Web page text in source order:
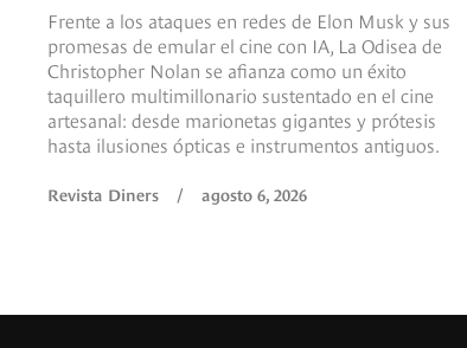
Frente a los ataques en redes de Elon Musk y sus
promesas de emular el cine con IA, La Odisea de
Christopher Nolan se afianza como un éxito
taquillero multimillonario sustentado en el cine
artesanal: desde marionetas gigantes y prótesis
hasta ilusiones ópticas e instrumentos antiguos.
Revista Diners / agosto 6, 2026